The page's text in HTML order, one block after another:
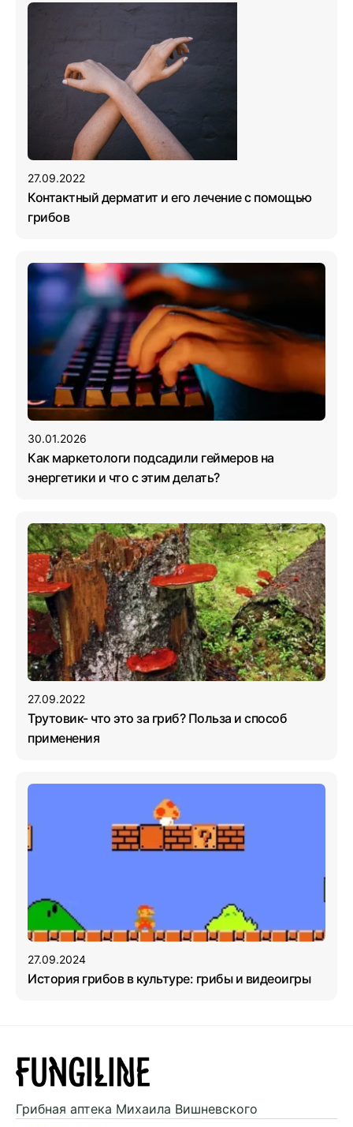
27.09.2022
Контактный дерматит и его лечение с помощью
грибов
30.01.2026
Как маркетологи подсадили геймеров на
энергетики и что с этим делать?
27.09.2022
Трутовик- что это за гриб? Польза и способ
применения
27.09.2024
История грибов в культуре: грибы и видеоигры
Грибная аптека Михаила Вишневского